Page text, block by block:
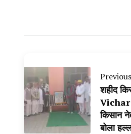
Previous
शहीद
Vichar
किसान
बोला